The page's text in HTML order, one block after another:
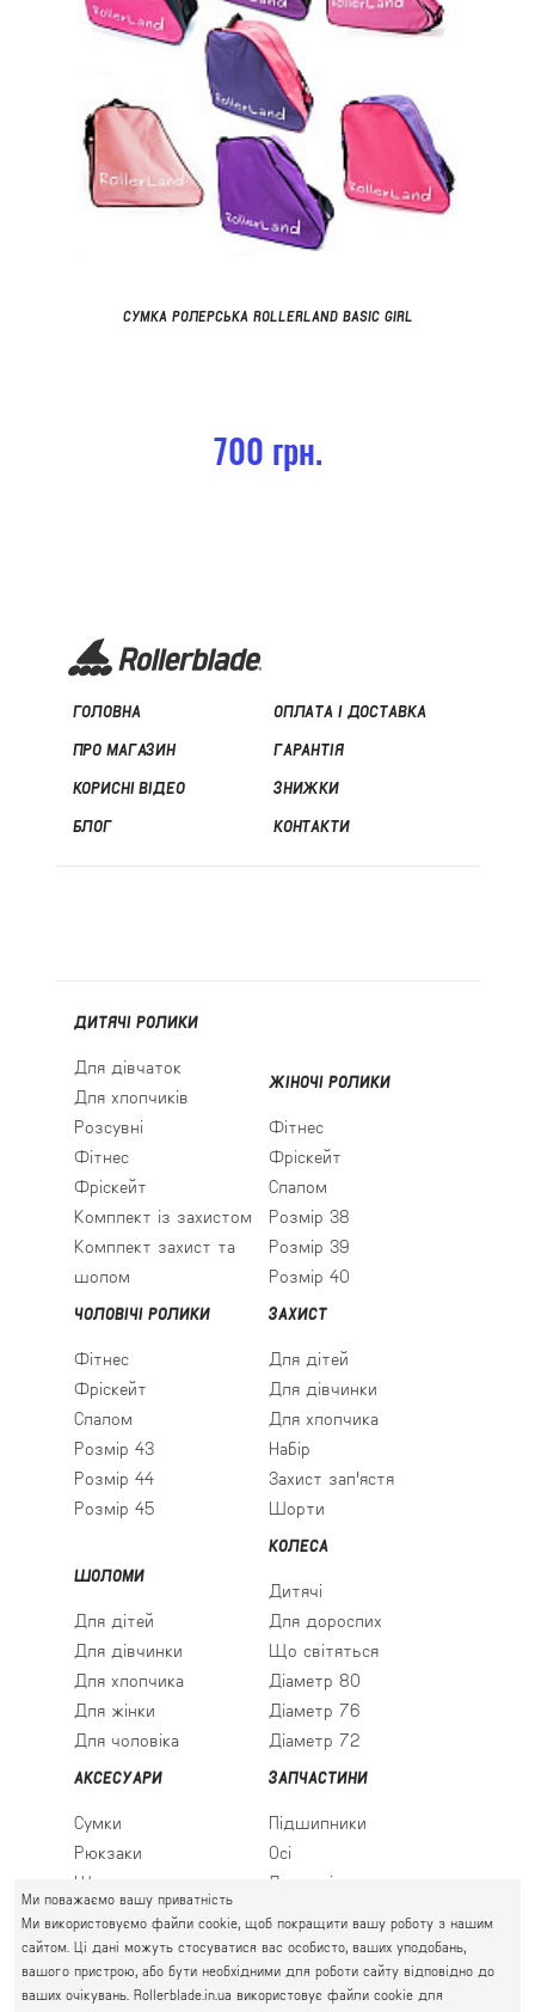
СУМКА РОЛЕРСЬКА ROLLERLAND BASIC GIRL
700 грн.
ГОЛОВНА
ПРО МАГАЗИН
КОРИСНІ ВІДЕО
БЛОГ
ОПЛАТА І ДОСТАВКА
ГАРАНТІЯ
ЗНИЖКИ
КОНТАКТИ
ДИТЯЧІ РОЛИКИ
Для дівчаток
Для хлопчиків
Розсувні
Фітнес
Фріскейт
Комплект із захистом
Комплект захист та
шолом
ЖІНОЧІ РОЛИКИ
Фітнес
Фріскейт
Слалом
Розмір 38
Розмір 39
Розмір 40
ЧОЛОВІЧІ РОЛИКИ
Фітнес
Фріскейт
Слалом
Розмір 43
Розмір 44
Розмір 45
ЗАХИСТ
Для дітей
Для дівчинки
Для хлопчика
Набір
Захист зап'ястя
Шорти
ШОЛОМИ
Для дітей
Для дівчинки
Для хлопчика
Для жінки
Для чоловіка
КОЛЕСА
Дитячі
Для дорослих
Що світяться
Діаметр 80
Діаметр 76
Діаметр 72
АКСЕСУАРИ
Сумки
Рюкзаки
Шкарпетки
ЗАПЧАСТИНИ
Підшипники
Осі
Льодові леза
ПРАВИЙ БЕРЕГ
Святошин, Житомирська, Академмістечко
Ми поважаємо вашу приватність
Ми використовуємо файли cookie, щоб покращити вашу роботу з нашим
сайтом. Ці дані можуть стосуватися вас особисто, ваших уподобань,
вашого пристрою, або бути необхідними для роботи сайту відповідно до
ваших очікувань. Rollerblade.in.ua використовує файли cookie для